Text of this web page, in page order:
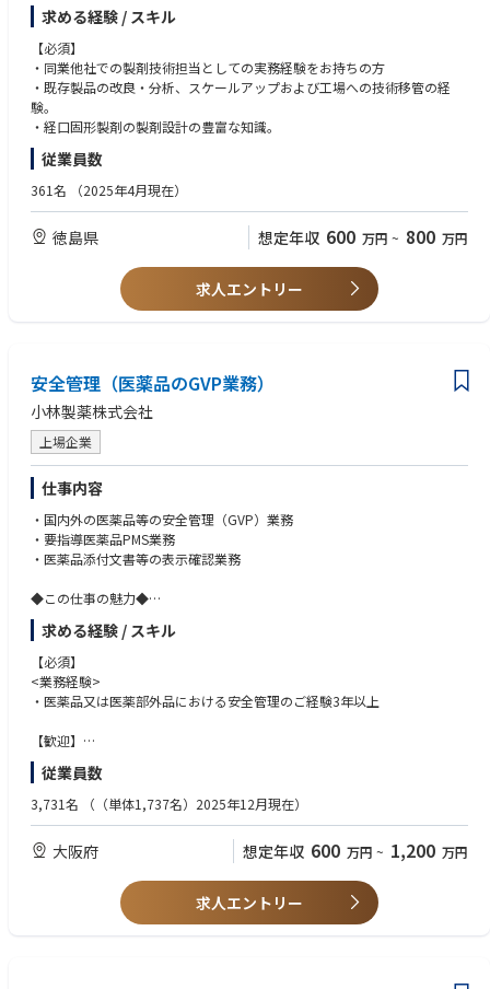
6. FMA (New, change, renewal, maintenance):
A) To prepare application documentation.
B) To submit application to authority.
C) To handle inquires/questions from authority.
D) To obtain FMA (Foreign Manufacturer Accreditation).
E) To maintain FMA.
F) To archive and manage the licence, certificate; dossier and related doc
uments.
7. Complaint handling for external/internal complaints as Complaint Offi
• Complaint Management:
ー Status tracking of all complaints (Receipt, Investigation and Feedback
Report to customers)
ー Global Complaint Management Workflow (GCMW) manipulation (incl
ー Correspondence to business partners and other concerned parties incl
uding end-users
ー Creating an investigation report to customers
• Investigation:
ー Organize, arrange, conduct and execute all investigation activities for
complaints
ー Correspondence with global investigators
ー Send complaint samples for the investigation
ー Evaluate investigation results including risk analysis
• Quality Improvement:
ー Periodically track relevant KPIs of complaints, and analyze and report
to appropriate functions
ー Lead product quality improvement initiatives with global teams
• Complaint collection:
ー Build and maintain a good relationship with business partners for coll
ecting complaint
8. NHI Pricing List (New, recalculation, withdrawal)
arties
B) To handle and manage all activities related to drug price
C) To prepare application/notification documentation.
E) To respond to MHLW inquiries
9. Responsibility to lead new development of pharmaceuticals
Supervision and management of activities below
Functional Competencies
• Ability to understand internal/external customer technologies and prob
lem resolution techniques.
• Ability to communicate effectively with customers
• Ability to listen to symptom descriptions; to analyse problems; to resp
ond effectively and to provide constructive feedback to the customer on
problem resolution
• Grasp overview of business project
• Business & market awareness
• Negotiation Skills
• Proven track record of managing and resolving customer complaints
求める経験 / スキル
【必須】
・同業他社での製剤技術担当としての実務経験をお持ちの方
・既存製品の改良・分析、スケールアップおよび工場への技術移管の経
験。
・経口固形製剤の製剤設計の豊富な知識。
従業員数
361名 （2025年4月現在）
徳島県 想定年収 600 万円 ~ 800 万円
求人エントリー
安全管理（医薬品のGVP業務）
小林製薬株式会社
上場企業
仕事内容
・国内外の医薬品等の安全管理（GVP）業務
・要指導医薬品PMS業務
・医薬品添付文書等の表示確認業務
◆この仕事の魅力◆
薬の安全性対策視点で、製品の開発から市販後までの全ての段階に関わる
ことができます。
お客様に安心・安全をお届けすることで、製品のリピート率を下支えし、
会社の事業成長に貢献できます。
求める経験 / スキル
【必須】
<業務経験>
・医薬品又は医薬部外品における安全管理のご経験3年以上
【歓迎】
<能力・資格>
・薬剤師資格
※一次面接ご案内後に薬剤師免許のコピーをご提出いただきます。
<業務経験>※いずれかに該当する方、下記スキルは優先順
1.医薬品又は医薬部外品、化粧品 製造販売業者での安全管理（PV,GVP）
関連業務の実務経験者
2.CRO等での医薬品・化粧品等の安全性情報評価、副作用報告業務経験者
3.製薬メーカー（医療用、OTC問わず）での研究、開発、MR、MSL経験者
従業員数
3,731名 （（単体1,737名）2025年12月現在）
大阪府 想定年収 600 万円 ~ 1,200 万円
求人エントリー